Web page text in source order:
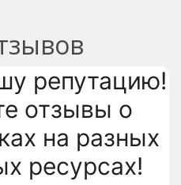
репутацию!
отзывы о
на разных
ресурсах!